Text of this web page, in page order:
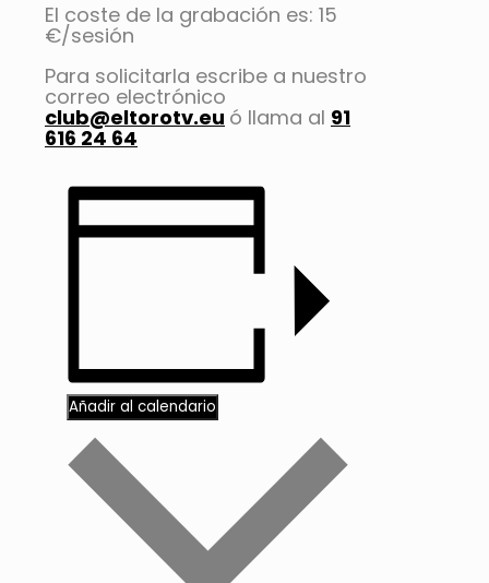
El coste de la grabación es: 15
€/sesión
Para solicitarla escribe a nuestro
correo electrónico
club@eltorotv.eu ó llama al 91
616 24 64
Añadir al calendario